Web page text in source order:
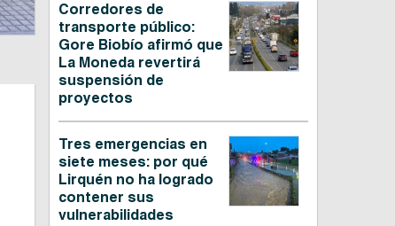
Corredores de
transporte público:
Gore Biobío afirmó que
La Moneda revertirá
suspensión de
proyectos
Tres emergencias en
siete meses: por qué
Lirquén no ha logrado
contener sus
vulnerabilidades